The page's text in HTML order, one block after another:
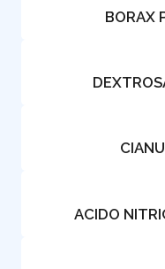
BORAX
ACIDO